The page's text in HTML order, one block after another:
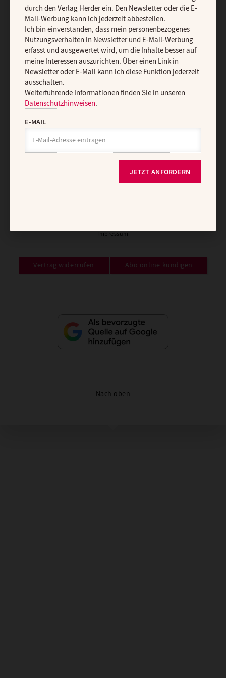
Ich bin einverstanden, dass mein personenbezogenes
Nutzungsverhalten in Newsletter und E-Mail-Werbung erfasst und
ausgewertet wird, um die Inhalte besser auf meine Interessen
auszurichten. Über einen Link in Newsletter oder E-Mail kann ich
diese Funktion jederzeit ausschalten.
Weiterführende Informationen finden Sie in unseren
Datenschutzhinweisen.
E-MAIL
Impressum
Vertrag widerrufen Abo online kündigen
Nach oben
durch den Verlag Herder ein. Den Newsletter oder die E-
Mail-Werbung kann ich jederzeit abbestellen.
Ich bin einverstanden, dass mein personenbezogenes
Nutzungsverhalten in Newsletter und E-Mail-Werbung
erfasst und ausgewertet wird, um die Inhalte besser auf
meine Interessen auszurichten. Über einen Link in
Newsletter oder E-Mail kann ich diese Funktion jederzeit
ausschalten.
Weiterführende Informationen finden Sie in unseren
Datenschutzhinweisen.
E-MAIL
JETZT ANFORDERN